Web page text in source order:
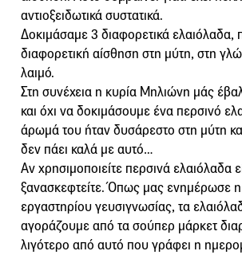
αντιοξειδωτικά συστατικά.
Δοκιμάσαμε 3 διαφορετικά
διαφορετική αίσθηση στη μύτη, στη
λαιμό.
Στη συνέχεια η κυρία Μηλιώνη μάς
και όχι να δοκιμάσουμε ένα περσινό
άρωμά του ήταν δυσάρεστο στη μύτη και
δεν πάει καλά με αυτό…
Αν χρησιμοποιείτε περσινά ελαιόλαδα
ξανασκεφτείτε. Όπως μας ενημέρωσε
εργαστηρίου γευσιγνωσίας, τα
αγοράζουμε από τα σούπερ μάρκετ
λιγότερο από αυτό που γράφει η